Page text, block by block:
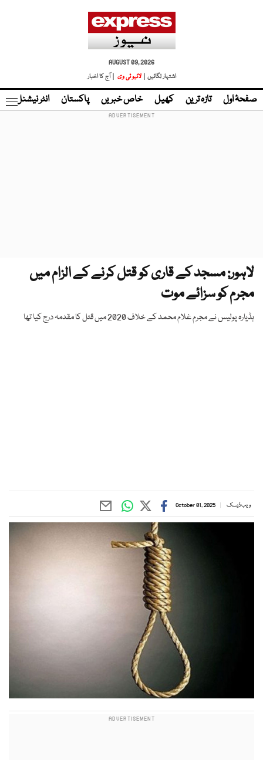
AUGUST 09, 2026
اشتہار لگائیں |
لائیو ٹی وی | آج کا اخبار
صفحۂ اول تازہ ترین کھیل خاص خبریں پاکستان انٹر نیشنل
لاہور: مسجد کے قاری کو قتل کرنے کے الزام میں
مجرم کو سزائے موت
ہڈیارہ پولیس نے مجرم غلام محمد کے خلاف 2020 میں قتل کا مقدمہ درج کیا تھا
ویب ڈیسک October 01, 2025